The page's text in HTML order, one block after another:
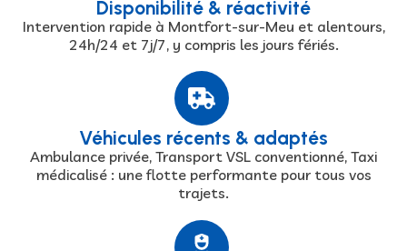
Disponibilité & réactivité
Intervention rapide à Montfort-sur-Meu et alentours,
24h/24 et 7j/7, y compris les jours fériés.
Véhicules récents & adaptés
Ambulance privée, Transport VSL conventionné, Taxi
médicalisé : une flotte performante pour tous vos
trajets.